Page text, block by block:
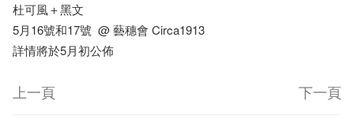
杜可風＋黑文
5月16號和17號 @ 藝穗會 Circa1913
詳情將於5月初公佈
上一頁 下一頁